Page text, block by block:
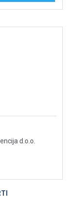
d.o.o.